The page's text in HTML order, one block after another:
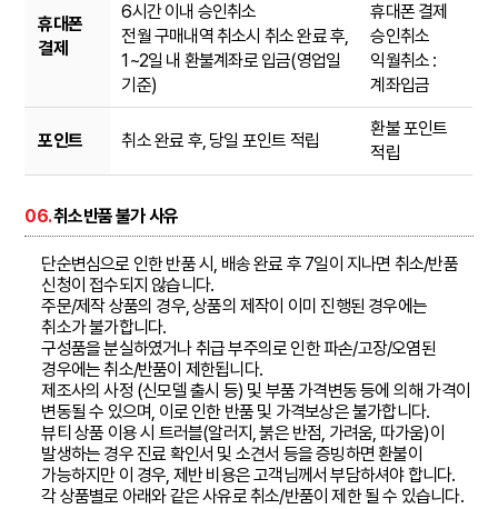
휴대폰
결제
6시간 이내 승인취소
전월 구매내역 취소시 취소 완료 후,
1~2일 내 환불계좌로 입금(영업일
기준)
휴대폰 결제
승인취소
익월취소 :
계좌입금
포인트 취소 완료 후, 당일 포인트 적립
환불 포인트
적립
06.취소반품 불가 사유
단순변심으로 인한 반품 시, 배송 완료 후 7일이 지나면 취소/반품
신청이 접수되지 않습니다.
주문/제작 상품의 경우, 상품의 제작이 이미 진행된 경우에는
취소가 불가합니다.
구성품을 분실하였거나 취급 부주의로 인한 파손/고장/오염된
경우에는 취소/반품이 제한됩니다.
제조사의 사정 (신모델 출시 등) 및 부품 가격변동 등에 의해 가격이
변동될 수 있으며, 이로 인한 반품 및 가격보상은 불가합니다.
뷰티 상품 이용 시 트러블(알러지, 붉은 반점, 가려움, 따가움)이
발생하는 경우 진료 확인서 및 소견서 등을 증빙하면 환불이
가능하지만 이 경우, 제반 비용은 고객님께서 부담하셔야 합니다.
각 상품별로 아래와 같은 사유로 취소/반품이 제한 될 수 있습니다.